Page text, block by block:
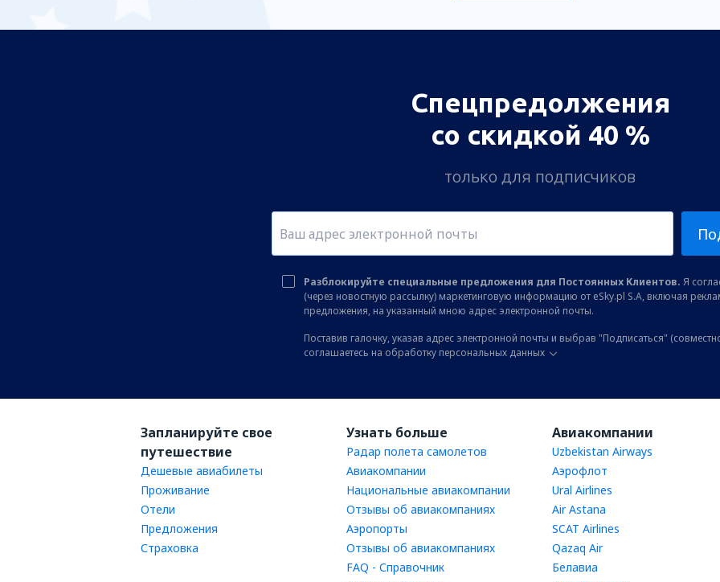
Спецпредолжения
со скидкой 40 %
только для подписчиков
Разблокируйте специальные предложения для Постоянных Клиентов. Я
(через новостную рассылку) маркетинговую информацию от eSky.pl S.A, включая
предложения, на указанный мною адрес электронной почты.
Поставив галочку, указав адрес электронной почты и выбрав "Подписаться"
соглашаетесь на обработку персональных данных
Запланируйте свое
путешествие
Дешевые авиабилеты
Проживание
Отели
Предложения
Страховка
Узнать больше
Радар полета самолетов
Авиакомпании
Национальные авиакомпании
Отзывы об авиакомпаниях
Аэропорты
Отзывы об авиакомпаниях
FAQ - Справочник
Авиакомпании
Uzbekistan Airways
Аэрофлот
Ural Airlines
Air Astana
SCAT Airlines
Qazaq Air
Белавиа